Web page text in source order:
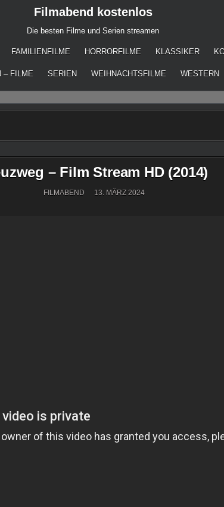
Filmabend kostenlos
Die besten Filme und Serien streamen
FAMILIENFILME HORRORFILME KLASSIKER
– FILME SERIEN WEIHNACHTSFILME WESTERN
– Film Stream HD (2014)
FILMABEND 13. MÄRZ 2024